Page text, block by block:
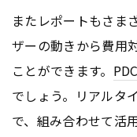
またレポートもさま
ザーの動きから費用
ことができます。
でしょう。リアルタ
で、組み合わせて活